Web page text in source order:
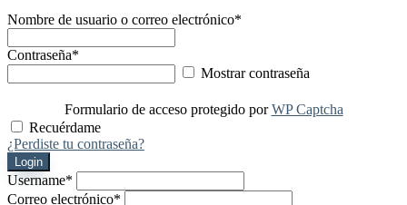
Nombre de usuario o correo electrónico*
Contraseña*
Mostrar contraseña
Formulario de acceso protegido porWP Captcha
Recuérdame
¿Perdiste tu contraseña?
Login
Username*
Correo electrónico*